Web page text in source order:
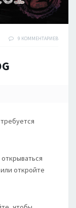
9 КОММЕНТАРИЕВ
откройте